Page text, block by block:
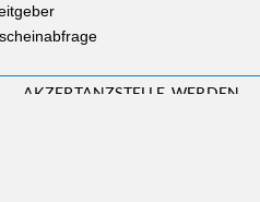
AKZEPTANZSTELLE WERDEN